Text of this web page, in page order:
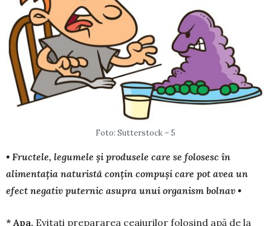
Foto: Sutterstock – 5
• Fructele, legumele și produsele care se folosesc în
alimentația naturistă conțin compuși care pot avea un
efect negativ puternic asupra unui organism bolnav •
* Apa. Evitați prepararea ceaiurilor folosind apă de la